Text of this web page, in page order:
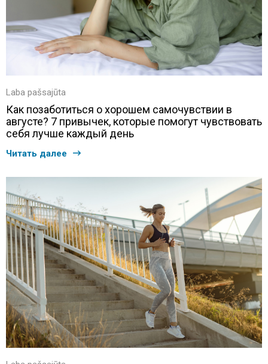
Laba pašsajūta
Как позаботиться о хорошем самочувствии в
августе? 7 привычек, которые помогут чувствовать
себя лучше каждый день
Читать далее